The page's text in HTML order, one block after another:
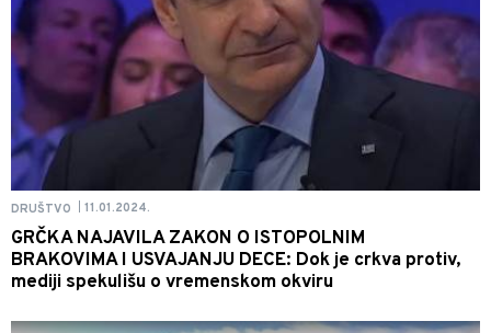
DRUŠTVO 11.01.2024.
GRČKA NAJAVILA ZAKON O ISTOPOLNIM
BRAKOVIMA I USVAJANJU DECE: Dok je crkva protiv,
mediji spekulišu o vremenskom okviru